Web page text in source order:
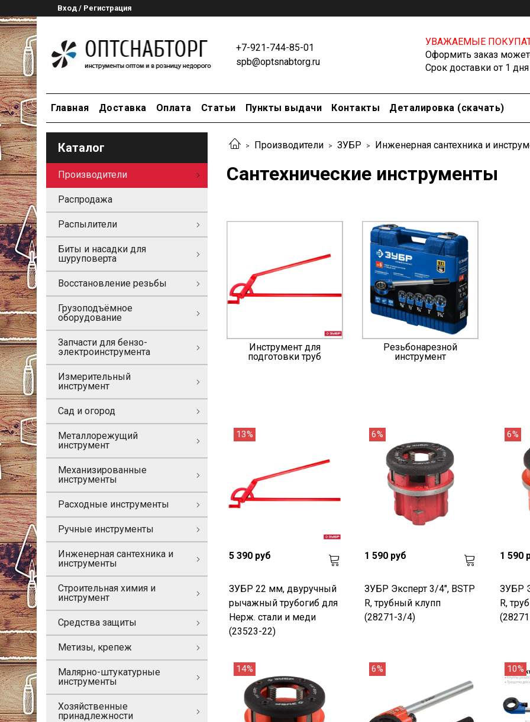
Вход / Регистрация
+7-921-744-85-01
spb@optsnabtorg.ru
УВАЖАЕМЫЕ
Оформить заказ
Срок доставки от 1 дня
Главная Доставка Оплата Статьи Пункты выдачи Контакты Деталировка (скачать)
Производители ЗУБР Инженерная сантехника и
Сантехнические инструменты
Инструмент для
подготовки труб
Резьбонарезной
инструмент
13%
5 390 руб
ЗУБР 22 мм, двуручный
рычажный трубогиб для
Нерж. стали и меди
(23523-22)
6%
1 590 руб
ЗУБР Эксперт 3/4", BSTP
R, трубный клупп
(28271-3/4)
6%
1 590
ЗУБР
R,
14% 6% 10%
Каталог
Производители
Распродажа
Распылители
Биты и насадки для
шуруповерта
Восстановление резьбы
Грузоподъёмное
оборудование
Запчасти для бензо-
электроинструмента
Измерительный
инструмент
Сад и огород
Металлорежущий
инструмент
Механизированные
инструменты
Расходные инструменты
Ручные инструменты
Инженерная сантехника и
инструменты
Строительная химия и
инструмент
Средства защиты
Метизы, крепеж
Малярно-штукатурные
инструменты
Хозяйственные
принадлежности